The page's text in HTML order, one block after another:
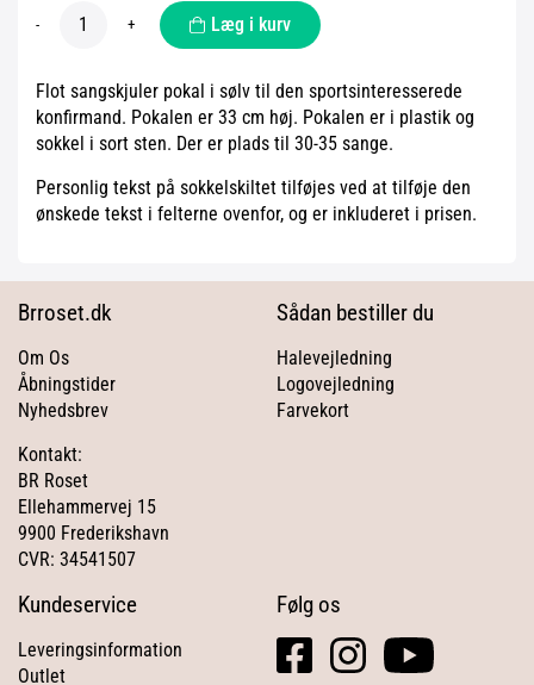
- + Læg i kurv
Flot sangskjuler pokal i sølv til den sportsinteresserede
konfirmand. Pokalen er 33 cm høj. Pokalen er i plastik og
sokkel i sort sten. Der er plads til 30-35 sange.
Personlig tekst på sokkelskiltet tilføjes ved at tilføje den
ønskede tekst i felterne ovenfor, og er inkluderet i prisen.
Brroset.dk
Om Os
Åbningstider
Nyhedsbrev
Kontakt:
BR Roset
Ellehammervej 15
9900 Frederikshavn
CVR: 34541507
Sådan bestiller du
Halevejledning
Logovejledning
Farvekort
Kundeservice
Leveringsinformation
Outlet
Følg os
facebook
square
instagramyoutube